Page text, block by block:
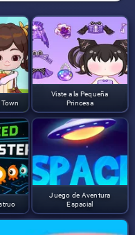
Viste a la Pequeña
Princesa
Juego de Aventura
Espacial